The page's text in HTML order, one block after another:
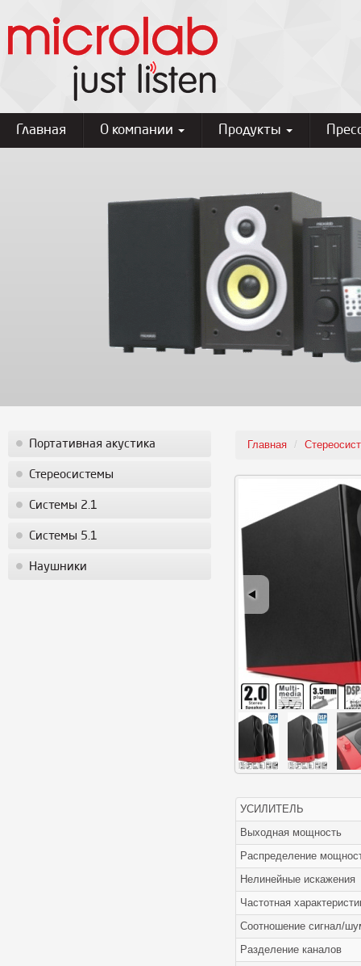
Главная О компании Продукты
Портативная акустика
Стереосистемы
Системы 2.1
Системы 5.1
Наушники
Главная /
УСИЛИТЕЛЬ
Выходная мощность
Распределение
Нелинейные искажения
Частотная
Соотношение сигнал/
Разделение каналов